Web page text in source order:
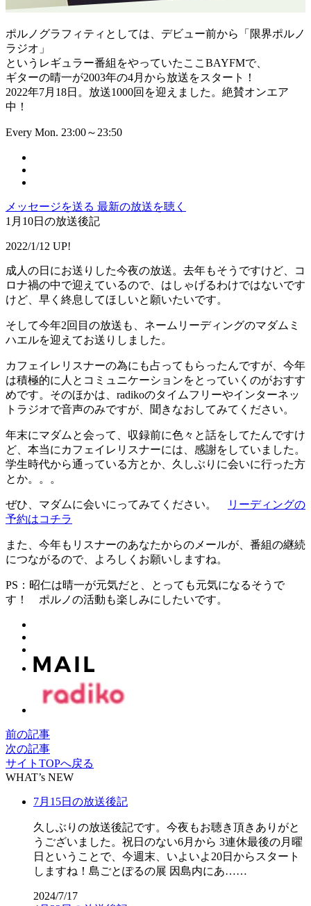
ポルノグラフィティとしては、デビュー前から「限界ポルノ
ラジオ」
というレギュラー番組をやっていたここBAYFMで、
ギターの晴一が2003年の4月から放送をスタート！
2022年7月18日。放送1000回を迎えました。絶賛オンエア
中！
Every Mon. 23:00～23:50
メッセージを送る 最新の放送を聴く
1月10日の放送後記
2022/1/12 UP!
成人の日にお送りした今夜の放送。去年もそうですけど、コ
ロナ禍の中で迎えているので、はしゃげるわけではないです
けど、早く終息してほしいと願いたいです。
そして今年2回目の放送も、ネームリーディングのマダムミ
ハエルを迎えてお送りしました。
カフェイレリスナーの為にも占ってもらったんですが、今年
は積極的に人とコミュニケーションをとっていくのがおすす
めです。そのほかは、radikoのタイムフリーやインターネッ
トラジオで音声のみですが、聞きなおしてみてください。
年末にマダムと会って、収録前に色々と話をしてたんですけ
ど、本当にカフェイレリスナーには、感謝をしていました。
学生時代から通っている方とか、久しぶりに会いに行った方
とか。。。
ぜひ、マダムに会いにってみてください。
リーディングの
予約はコチラ
また、今年もリスナーのあなたからのメールが、番組の継続
につながるので、よろしくお願いしますね。
PS：昭仁は晴一が元気だと、とっても元気になるそうで
す！ ポルノの活動も楽しみにしたいです。
前の記事
次の記事
サイトTOPへ戻る
WHAT’s NEW
7月15日の放送後記
久しぶりの放送後記です。今夜もお聴き頂きありがと
うございました。祝日のない6月から 3連休最後の月曜
日ということで、今週末、いよいよ20日からスタート
しますね！島ごとぽるの展 因島内にあ……
2024/7/17